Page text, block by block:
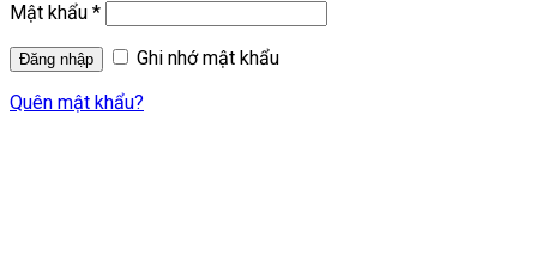
Mật khẩu *
Ghi nhớ mật khẩu
Quên mật khẩu?